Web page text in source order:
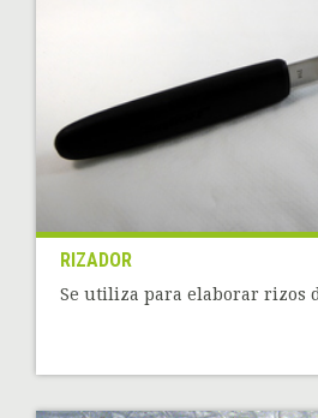
RIZADOR
Se utiliza para elaborar rizos